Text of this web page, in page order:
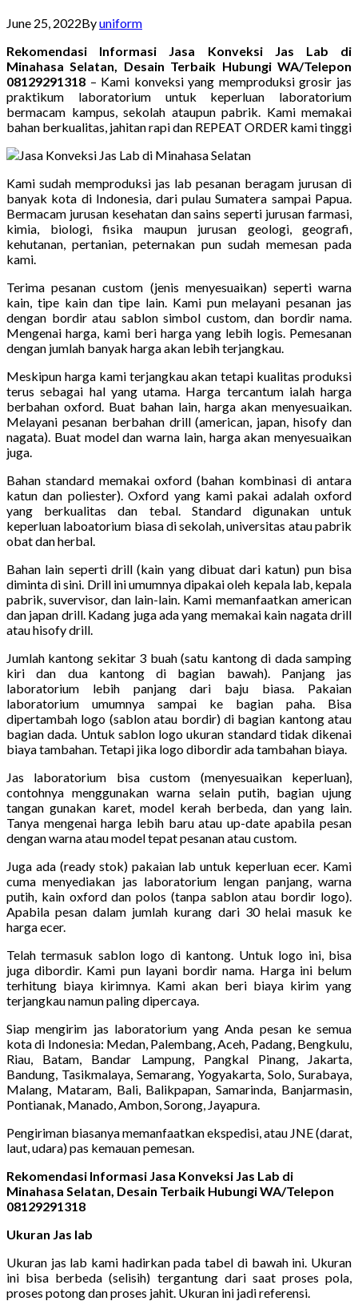
June 25, 2022Byuniform
Rekomendasi Informasi Jasa Konveksi Jas Lab di
Minahasa Selatan, Desain Terbaik Hubungi WA/Telepon
08129291318 – Kami konveksi yang memproduksi grosir jas
praktikum laboratorium untuk keperluan laboratorium
bermacam kampus, sekolah ataupun pabrik. Kami memakai
bahan berkualitas, jahitan rapi dan REPEAT ORDER kami tinggi
Kami sudah memproduksi jas lab pesanan beragam jurusan di
banyak kota di Indonesia, dari pulau Sumatera sampai Papua.
Bermacam jurusan kesehatan dan sains seperti jurusan farmasi,
kimia, biologi, fisika maupun jurusan geologi, geografi,
kehutanan, pertanian, peternakan pun sudah memesan pada
kami.
Terima pesanan custom (jenis menyesuaikan) seperti warna
kain, tipe kain dan tipe lain. Kami pun melayani pesanan jas
dengan bordir atau sablon simbol custom, dan bordir nama.
Mengenai harga, kami beri harga yang lebih logis. Pemesanan
dengan jumlah banyak harga akan lebih terjangkau.
Meskipun harga kami terjangkau akan tetapi kualitas produksi
terus sebagai hal yang utama. Harga tercantum ialah harga
berbahan oxford. Buat bahan lain, harga akan menyesuaikan.
Melayani pesanan berbahan drill (american, japan, hisofy dan
nagata). Buat model dan warna lain, harga akan menyesuaikan
juga.
Bahan standard memakai oxford (bahan kombinasi di antara
katun dan poliester). Oxford yang kami pakai adalah oxford
yang berkualitas dan tebal. Standard digunakan untuk
keperluan laboatorium biasa di sekolah, universitas atau pabrik
obat dan herbal.
Bahan lain seperti drill (kain yang dibuat dari katun) pun bisa
diminta di sini. Drill ini umumnya dipakai oleh kepala lab, kepala
pabrik, suvervisor, dan lain-lain. Kami memanfaatkan american
dan japan drill. Kadang juga ada yang memakai kain nagata drill
atau hisofy drill.
Jumlah kantong sekitar 3 buah (satu kantong di dada samping
kiri dan dua kantong di bagian bawah). Panjang jas
laboratorium lebih panjang dari baju biasa. Pakaian
laboratorium umumnya sampai ke bagian paha. Bisa
dipertambah logo (sablon atau bordir) di bagian kantong atau
bagian dada. Untuk sablon logo ukuran standard tidak dikenai
biaya tambahan. Tetapi jika logo dibordir ada tambahan biaya.
Jas laboratorium bisa custom (menyesuaikan keperluan},
contohnya menggunakan warna selain putih, bagian ujung
tangan gunakan karet, model kerah berbeda, dan yang lain.
Tanya mengenai harga lebih baru atau up-date apabila pesan
dengan warna atau model tepat pesanan atau custom.
Juga ada (ready stok) pakaian lab untuk keperluan ecer. Kami
cuma menyediakan jas laboratorium lengan panjang, warna
putih, kain oxford dan polos (tanpa sablon atau bordir logo).
Apabila pesan dalam jumlah kurang dari 30 helai masuk ke
harga ecer.
Telah termasuk sablon logo di kantong. Untuk logo ini, bisa
juga dibordir. Kami pun layani bordir nama. Harga ini belum
terhitung biaya kirimnya. Kami akan beri biaya kirim yang
terjangkau namun paling dipercaya.
Siap mengirim jas laboratorium yang Anda pesan ke semua
kota di Indonesia: Medan, Palembang, Aceh, Padang, Bengkulu,
Riau, Batam, Bandar Lampung, Pangkal Pinang, Jakarta,
Bandung, Tasikmalaya, Semarang, Yogyakarta, Solo, Surabaya,
Malang, Mataram, Bali, Balikpapan, Samarinda, Banjarmasin,
Pontianak, Manado, Ambon, Sorong, Jayapura.
Pengiriman biasanya memanfaatkan ekspedisi, atau JNE (darat,
laut, udara) pas kemauan pemesan.
Rekomendasi Informasi Jasa Konveksi Jas Lab di
Minahasa Selatan, Desain Terbaik Hubungi WA/Telepon
08129291318
Ukuran Jas lab
Ukuran jas lab kami hadirkan pada tabel di bawah ini. Ukuran
ini bisa berbeda (selisih) tergantung dari saat proses pola,
proses potong dan proses jahit. Ukuran ini jadi referensi.